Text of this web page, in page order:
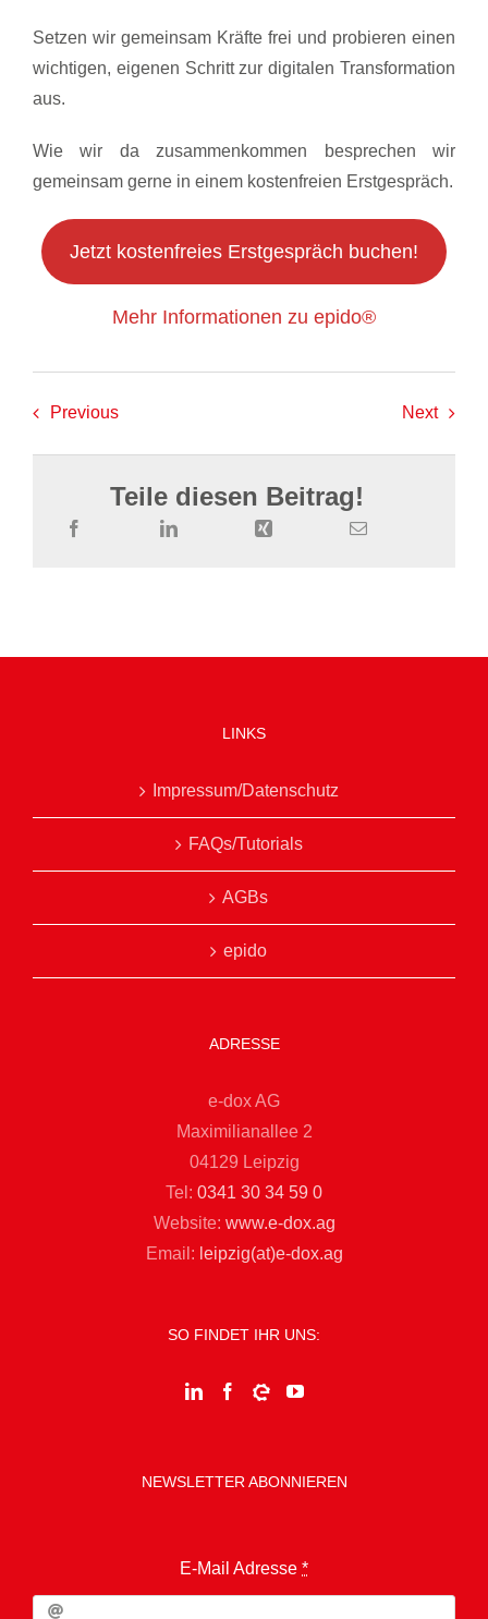
Setzen wir gemeinsam Kräfte frei und probieren einen
wichtigen, eigenen Schritt zur digitalen Transformation
aus.
Wie wir da zusammenkommen besprechen wir
gemeinsam gerne in einem kostenfreien Erstgespräch.
Jetzt kostenfreies Erstgespräch buchen!
Mehr Informationen zu epido®
Previous Next
Teile diesen Beitrag!
LINKS
Impressum/Datenschutz
FAQs/Tutorials
AGBs
epido
ADRESSE
e-dox AG
Maximilianallee 2
04129 Leipzig
Tel: 0341 30 34 59 0
Website: www.e-dox.ag
Email: leipzig(at)e-dox.ag
SO FINDET IHR UNS:
NEWSLETTER ABONNIEREN
E-Mail Adresse *